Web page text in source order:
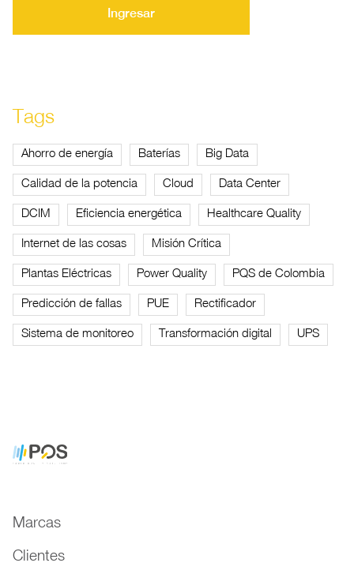
Ingresar
Tags
Ahorro de energía Baterías Big Data
Calidad de la potencia Cloud Data Center
DCIM Eficiencia energética Healthcare Quality
Internet de las cosas Misión Crítica
Plantas Eléctricas Power Quality PQS de Colombia
Predicción de fallas PUE Rectificador
Sistema de monitoreo Transformación digital UPS
Marcas
Clientes